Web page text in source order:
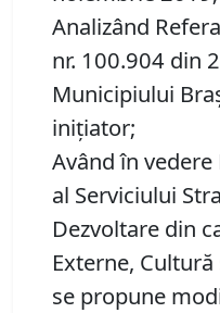
Analizând
nr. 100.904 din
Municipiului
inițiator;
Având în
al Serviciului
Dezvoltare din
Externe,
se propune